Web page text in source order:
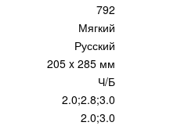
792
Мягкий
Русский
205 x 285 мм
Ч/Б
2.0;2.8;3.0
2.0;3.0